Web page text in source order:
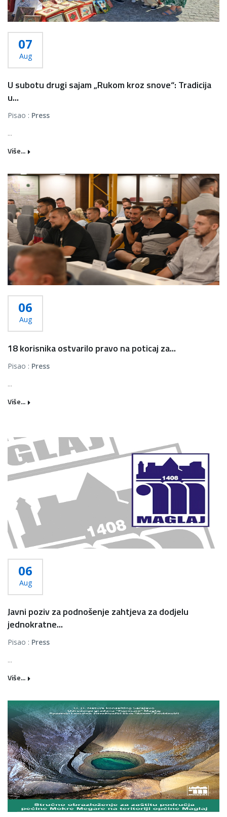
07
Aug
U subotu drugi sajam „Rukom kroz snove“: Tradicija
u...
Pisao : Press
...
Više...
06
Aug
18 korisnika ostvarilo pravo na poticaj za...
Pisao : Press
...
Više...
06
Aug
Javni poziv za podnošenje zahtjeva za dodjelu
jednokratne...
Pisao : Press
...
Više...